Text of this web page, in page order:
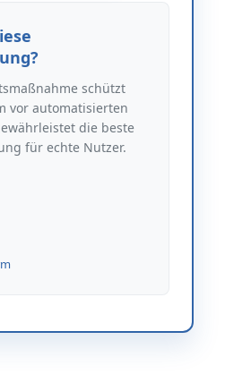
schützt
vor automatisierten
die beste
für echte Nutzer.